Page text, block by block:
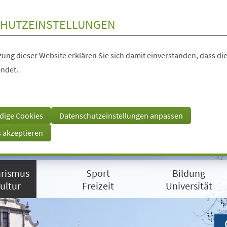
dieser Website erklären Sie sich damit einverstanden, dass
Cookies
Datenschutzeinstellungen anpassen
akzeptieren
Sport
Freizeit
Bildung
Universität